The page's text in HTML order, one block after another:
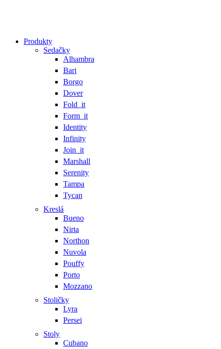
Close
Produkty
Sedačky
Alhambra
Bari
Borgo
Dover
Fold_it
Form_it
Identity
Infinity
Join_it
Marshall
Serenity
Tampa
Tycan
Kreslá
Bueno
Nirta
Northon
Nuvola
Pouffy
Porto
Mozzano
Stoličky
Lyra
Persei
Stoly
Cubano